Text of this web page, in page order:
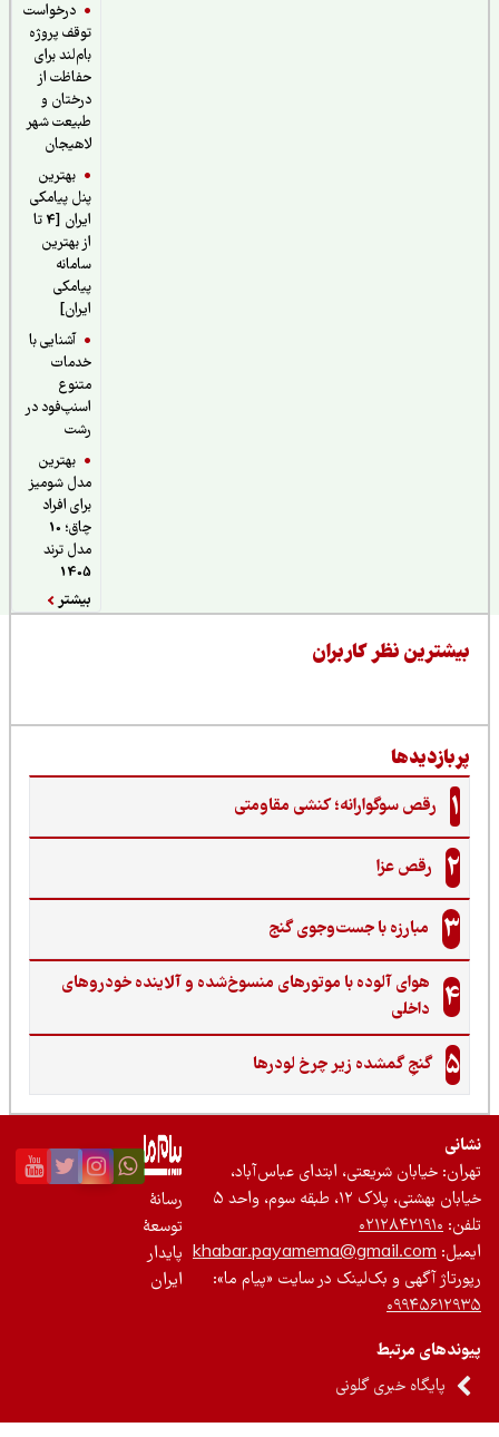
درخواست
توقف پروژه
بام‌لند برای
حفاظت از
درختان و
طبیعت شهر
لاهیجان
بهترین
پنل پیامکی
ایران [4 تا
از بهترین
سامانه
پیامکی
آشنایی با
خدمات
اسنپ‌فود در
بهترین
مدل شومیز
برای افراد
چاق؛ 10
مدل ترند
نظر کاربران
رقص سوگوارانه؛ کنشی مقاومتی
رقص عزا
مبارزه با جست‌وجوی گنج‌
هوای آلوده با موتورهای منسوخ‌شده و آلاینده خودروهای
داخلی
گنجِ گمشده زیر چرخ لودرها
خیابان شریعتی، ابتدای عباس‌آباد،
بهشتی، پلاک ۱۲، طبقه سوم، واحد ۵
۰۲۱۲۸۴۲۱۹۱۰
khabar.payamema@gmail.com
آگهی و بک‌لینک در سایت «پیام ما»:
مرتبط
پایگاه خبری گلونی
رسانۀ
توسعۀ
پایدار
ایران